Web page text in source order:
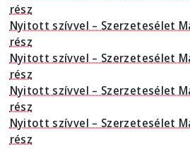
rész
Nyitott szívvel – Szerzetesélet
rész
Nyitott szívvel – Szerzetesélet
rész
Nyitott szívvel – Szerzetesélet
rész
Nyitott szívvel – Szerzetesélet
rész